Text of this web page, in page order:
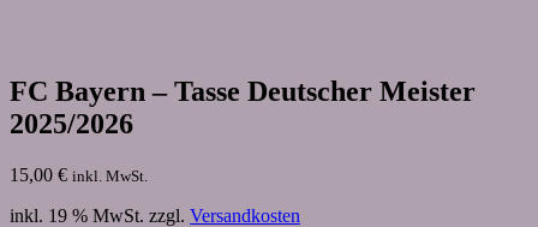
FC Bayern – Tasse Deutscher Meister
2025/2026
15,00 € inkl. MwSt.
inkl. 19 % MwSt. zzgl. Versandkosten